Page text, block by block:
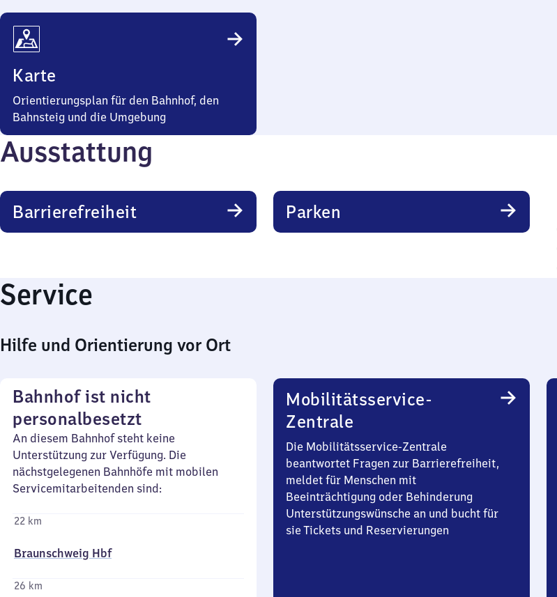
Karte
Orientierungsplan für den Bahnhof, den
Bahnsteig und die Umgebung
Ausstattung
Barrierefreiheit Parken
Service
Hilfe und Orientierung vor Ort
Bahnhof ist nicht
personalbesetzt
An diesem Bahnhof steht keine
Unterstützung zur Verfügung. Die
nächstgelegenen Bahnhöfe mit mobilen
Servicemitarbeitenden sind:
22 km
Braunschweig Hbf
26 km
Mobilitätsservice-
Zentrale
Die Mobilitätsservice-Zentrale
beantwortet Fragen zur Barrierefreiheit,
meldet für Menschen mit
Beeinträchtigung oder Behinderung
Unterstützungswünsche an und bucht für
sie Tickets und Reservierungen